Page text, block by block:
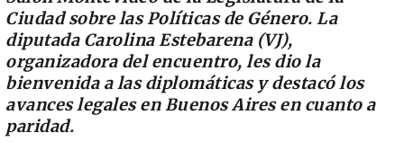
Ciudad sobre las Políticas de Género. La
diputada Carolina Estebarena (VJ),
organizadora del encuentro, les dio la
bienvenida a las diplomáticas y destacó los
avances legales en Buenos Aires en cuanto a
paridad.